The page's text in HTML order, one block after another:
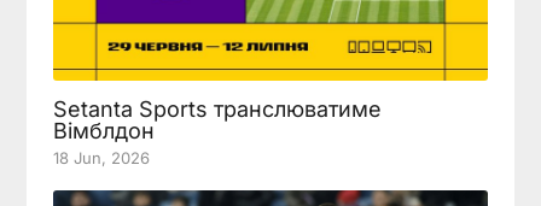
Setanta Sports транслюватиме
Вімблдон
18 Jun, 2026